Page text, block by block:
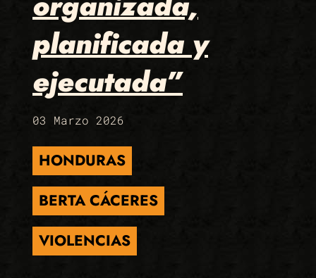
planificada y
ejecutada”
03 Marzo 2026
HONDURAS
BERTA CÁCERES
VIOLENCIAS